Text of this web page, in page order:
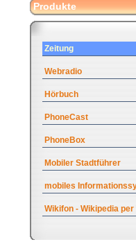
Produkte
Zeitung
Webradio
Hörbuch
PhoneCast
PhoneBox
Mobiler Stadtführer
mobiles
Wikifon - Wikipedia per